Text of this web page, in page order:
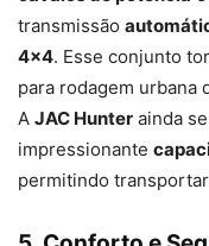
transmissão
4×4. Esse conjunto
para rodagem urbana
A JAC Hunter ainda
impressionante
permitindo